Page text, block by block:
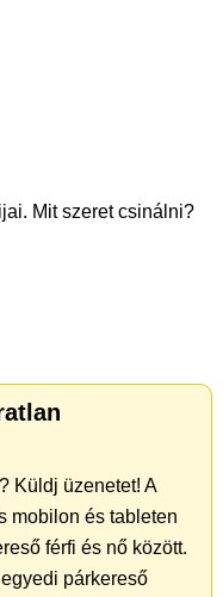
Mit szeret csinálni?
Küldj üzenetet! A
mobilon és tableten
férfi és nő között.
párkereső